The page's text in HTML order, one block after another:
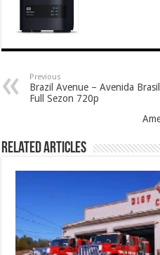
Previous
Brazil Avenue – Avenida Brasil
Full Sezon 720p
Related Articles